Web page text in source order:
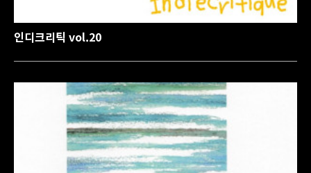
인디크리틱 vol.20